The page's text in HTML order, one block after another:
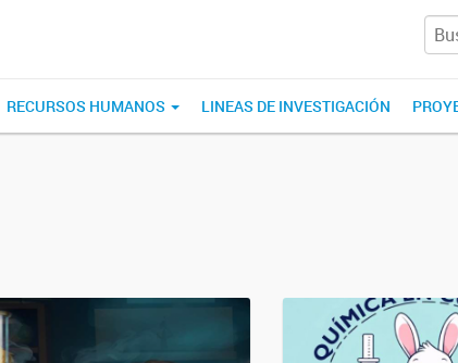
RECURSOS HUMANOS LINEAS DE INVESTIGACIÓN